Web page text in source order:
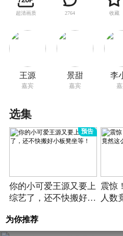
度，从而反映
求。
超清画质 2764 收藏
王源
嘉宾
景甜
嘉宾
李
选集
预告
你的小可爱王源又要上
综艺了，还不快搬好小
震惊
人数
为你推荐